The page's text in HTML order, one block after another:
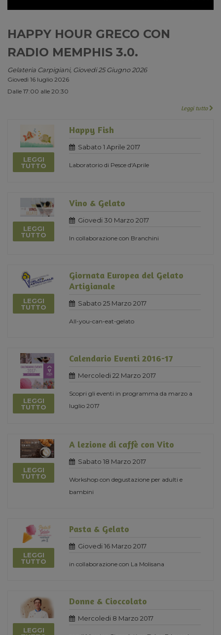
HAPPY HOUR GRECO CON
RADIO MEMPHIS 3.0.
Gelateria Carpigiani, Giovedi 25 Giugno 2026
Giovedì 16 luglio 2026
Dalle 17:00 alle 20:30
Leggi tutto
LEGGI
TUTTO
Happy Fish
Sabato 1 Aprile 2017
Laboratorio di Pesce d'Aprile
LEGGI
TUTTO
Vino & Gelato
Giovedi 30 Marzo 2017
In collaborazione con Branchini
LEGGI
TUTTO
Giornata Europea del Gelato
Artigianale
Sabato 25 Marzo 2017
All-you-can-eat-gelato
LEGGI
TUTTO
Calendario Eventi 2016-17
Mercoledi 22 Marzo 2017
Scopri gli eventi in programma da marzo a
luglio 2017
LEGGI
TUTTO
A lezione di caffè con Vito
Sabato 18 Marzo 2017
Workshop con degustazione per adulti e
bambini
LEGGI
TUTTO
Pasta & Gelato
Giovedi 16 Marzo 2017
in collaborazione con La Molisana
LEGGI
Donne & Cioccolato
Mercoledi 8 Marzo 2017